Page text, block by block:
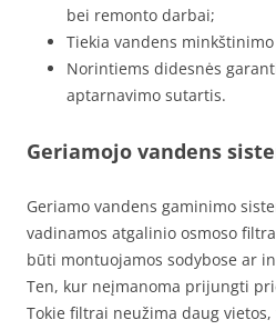
bei remonto darbai;
Tiekia vandens
Norintiems didesnės
aptarnavimo sutartis.
Geriamojo vandens
Geriamo vandens gaminimo
vadinamos atgalinio osmoso
būti montuojamos sodybose ar
Ten, kur neįmanoma prijungti
Tokie filtrai neužima daug